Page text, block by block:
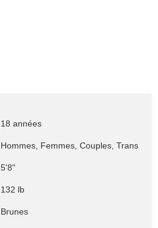
18 années
Hommes, Femmes, Couples, Trans
5'8"
132 lb
Brunes